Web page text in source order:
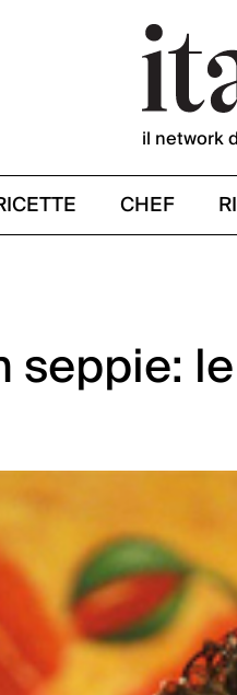
il network
CHEF
seppie: